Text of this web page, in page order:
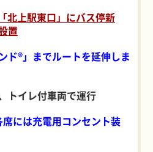
上駅東口」にバス停新
置
ド®」までルートを延伸しま
トイレ付車両で運行
には充電用コンセント装